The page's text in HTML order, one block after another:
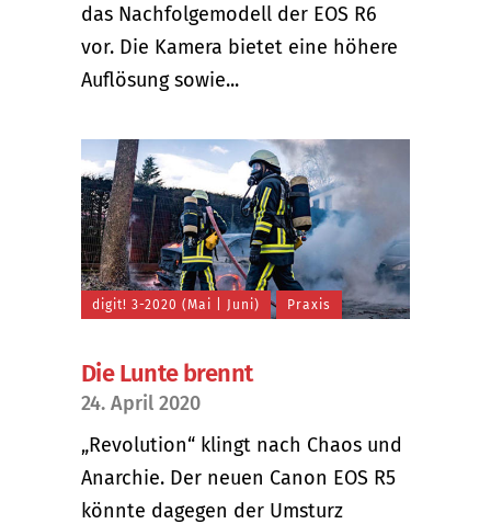
das Nachfolgemodell der EOS R6
vor. Die Kamera bietet eine höhere
Auflösung sowie...
digit! 3-2020 (Mai | Juni) Praxis
Die Lunte brennt
24. April 2020
„Revolution“ klingt nach Chaos und
Anarchie. Der neuen Canon EOS R5
könnte dagegen der Umsturz